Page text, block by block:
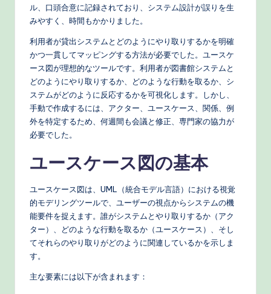
ル、口頭合意に記録されており、システム設計が誤りを生
みやすく、時間もかかりました。
利用者が貸出システムとどのようにやり取りするかを明確
かつ一貫してマッピングする方法が必要でした。ユースケ
ース図が理想的なツールです。利用者が図書館システムと
どのようにやり取りするか、どのような行動を取るか、シ
ステムがどのように反応するかを可視化します。しかし、
手動で作成するには、アクター、ユースケース、関係、例
外を特定するため、何週間も会議と修正、専門家の協力が
必要でした。
ユースケース図の基本
ユースケース図は、UML（統合モデル言語）における視覚
的モデリングツールで、ユーザーの視点からシステムの機
能要件を捉えます。誰がシステムとやり取りするか（アク
ター）、どのような行動を取るか（ユースケース）、そし
てそれらのやり取りがどのように関連しているかを示しま
す。
主な要素には以下が含まれます：